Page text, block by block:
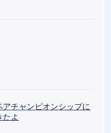
アチャンピオンシップに
たよ